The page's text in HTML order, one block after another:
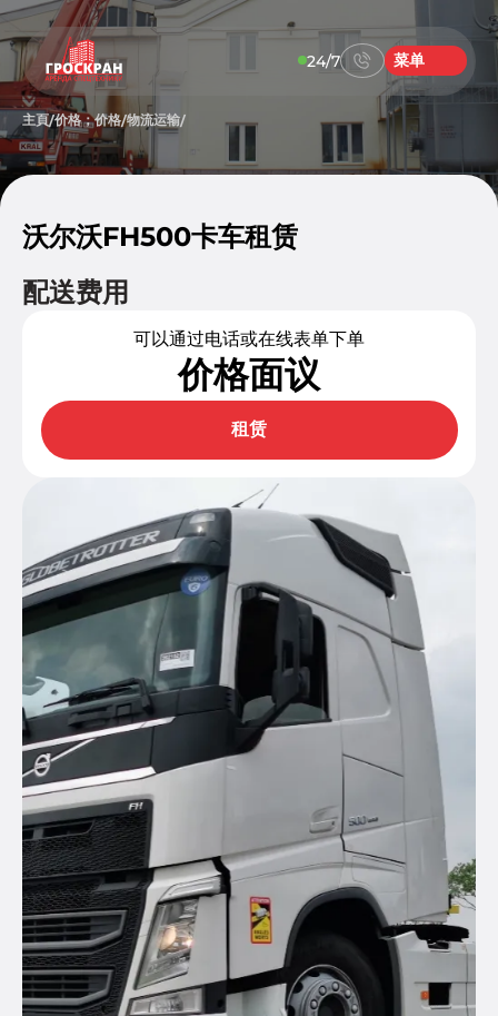
24/7 菜单
主頁/价格；价格/物流运输/
沃尔沃FH500卡车租赁
配送费用
可以通过电话或在线表单下单
价格面议
租赁